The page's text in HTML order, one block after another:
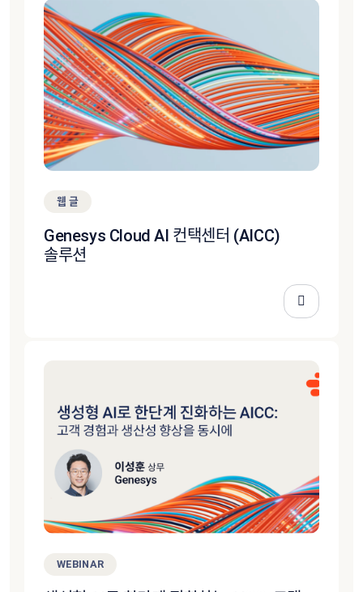
웹 글
Genesys Cloud AI 컨택센터 (AICC)
솔루션
WEBINAR